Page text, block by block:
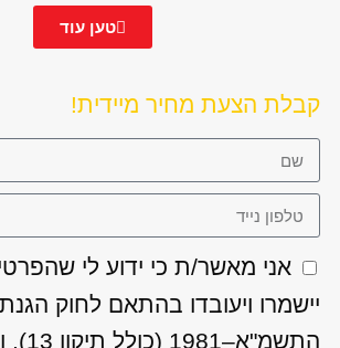
טען עוד
קבלת הצעת מחיר מיידית!
אני מאשר/ת כי ידוע לי
יישמרו ויעובדו בהתאם לחוק